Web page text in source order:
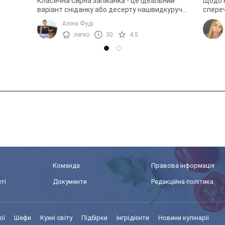
варіант сніданку або десерту нашвидкуруч.
Адже, знаючи необхідні пропорції, запіканка
виходить ніжною, ...
Аліна Фуді
легко
30 4.5
якщо
того,
Команда Правова інформація
Документи Редакційна політика
Шефи Кухні світу Підбірки Інгрідієнти Новини кулінарії